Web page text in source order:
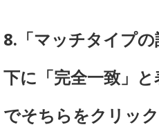
8.「マッチタイプ
下に「完全一致」
でそちらをクリッ